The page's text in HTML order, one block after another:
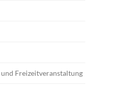
Freizeitveranstaltung